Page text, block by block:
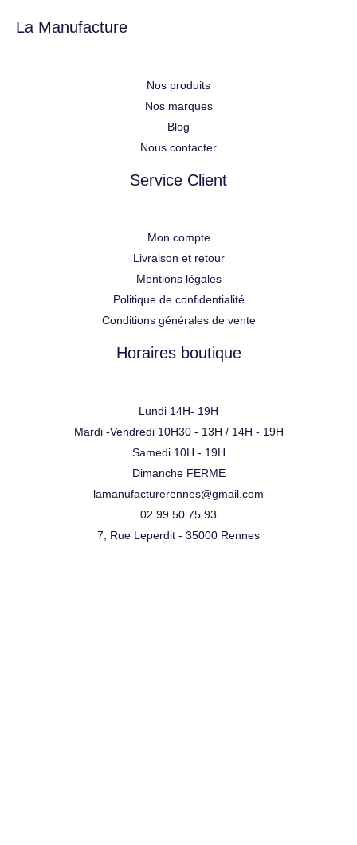
La Manufacture
Nos produits
Nos marques
Blog
Nous contacter
Service Client
Mon compte
Livraison et retour
Mentions légales
Politique de confidentialité
Conditions générales de vente
Horaires boutique
Lundi 14H- 19H
Mardi -Vendredi 10H30 - 13H / 14H - 19H
Samedi 10H - 19H
Dimanche FERME
lamanufacturerennes@gmail.com
02 99 50 75 93
7, Rue Leperdit - 35000 Rennes